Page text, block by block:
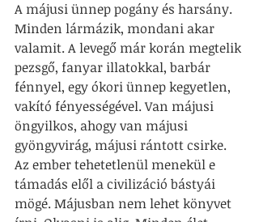
A májusi ünnep pogány és harsány.
Minden lármázik, mondani akar
valamit. A levegő már korán megtelik
pezsgő, fanyar illatokkal, barbár
fénnyel, egy ókori ünnep kegyetlen,
vakító fényességével. Van májusi
öngyilkos, ahogy van májusi
gyöngyvirág, májusi rántott csirke.
Az ember tehetetlenül menekül e
támadás elől a civilizáció bástyái
mögé. Májusban nem lehet könyvet